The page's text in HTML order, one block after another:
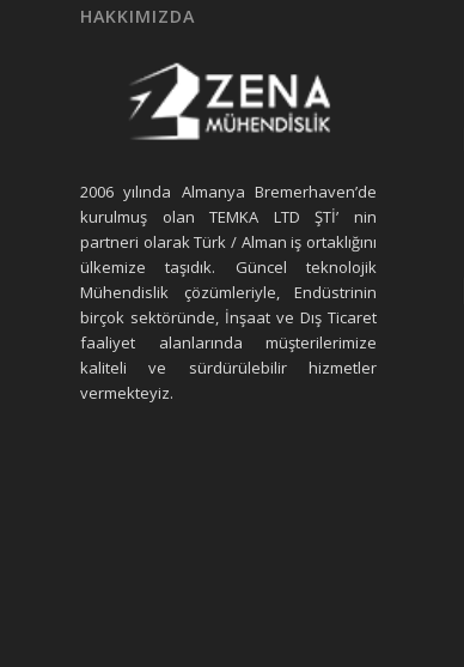
HAKKIMIZDA
2006 yılında Almanya Bremerhaven’de
kurulmuş olan TEMKA LTD ŞTİ’ nin
partneri olarak Türk / Alman iş ortaklığını
ülkemize taşıdık. Güncel teknolojik
Mühendislik çözümleriyle, Endüstrinin
birçok sektöründe, İnşaat ve Dış Ticaret
faaliyet alanlarında müşterilerimize
kaliteli ve sürdürülebilir hizmetler
vermekteyiz.